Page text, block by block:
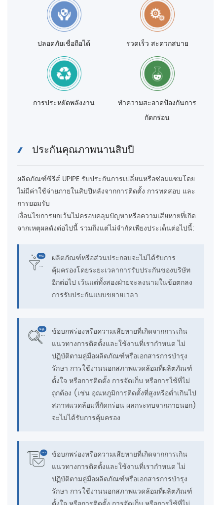
ปลอดภัยเชื่อถือได้ รวดเร็ว สะดวกสบาย
การประหยัดพลังงาน
ทำความสะอาดป้องกันการ
กัดกร่อน
ประกันคุณภาพนานสิบปี
ผลิตภัณฑ์ซีรีส์ UPIPE รับประกันการเปลี่ยนหรือซ่อมแซมโดย
ไม่มีค่าใช้จ่ายภายในสิบปีหลังจากการติดตั้ง การทดสอบ และ
การยอมรับ
เงื่อนไขการยกเว้นไม่ครอบคลุมปัญหาหรือความเสียหายที่เกิด
จากเหตุผลดังต่อไปนี้ รวมถึงแต่ไม่จำกัดเพียงประเด็นต่อไปนี้:
ผลิตภัณฑ์หรือส่วนประกอบจะไม่ได้รับการ
คุ้มครองโดยระยะเวลาการรับประกันของบริษัท
อีกต่อไป เว้นแต่ทั้งสองฝ่ายจะลงนามในข้อตกลง
การรับประกันแบบขยายเวลา
ข้อบกพร่องหรือความเสียหายที่เกิดจากการเกิน
แนวทางการติดตั้งและใช้งานที่เรากำหนด ไม่
ปฏิบัติตามคู่มือผลิตภัณฑ์หรือเอกสารการบำรุง
รักษา การใช้งานนอกสภาพแวดล้อมที่ผลิตภัณฑ์
ตั้งใจ หรือการติดตั้ง การจัดเก็บ หรือการใช้ที่ไม่
ถูกต้อง (เช่น อุณหภูมิการติดตั้งที่สูงหรือต่ำเกินไป
สภาพแวดล้อมที่กัดกร่อน ผลกระทบจากภายนอก)
จะไม่ได้รับการคุ้มครอง
ข้อบกพร่องหรือความเสียหายที่เกิดจากการเกิน
แนวทางการติดตั้งและใช้งานที่เรากำหนด ไม่
ปฏิบัติตามคู่มือผลิตภัณฑ์หรือเอกสารการบำรุง
รักษา การใช้งานนอกสภาพแวดล้อมที่ผลิตภัณฑ์